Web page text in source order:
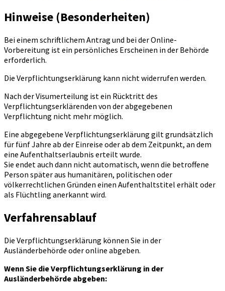
Hinweise (Besonderheiten)
Bei einem schriftlichem Antrag und bei der Online-
Vorbereitung ist ein persönliches Erscheinen in der Behörde
erforderlich.
Die Verpflichtungserklärung kann nicht widerrufen werden.
Nach der Visumerteilung ist ein Rücktritt des
Verpflichtungserklärenden von der abgegebenen
Verpflichtung nicht mehr möglich.
Eine abgegebene Verpflichtungserklärung gilt grundsätzlich
für fünf Jahre ab der Einreise oder ab dem Zeitpunkt, an dem
eine Aufenthaltserlaubnis erteilt wurde.
Sie endet auch dann nicht automatisch, wenn die betroffene
Person später aus humanitären, politischen oder
völkerrechtlichen Gründen einen Aufenthaltstitel erhält oder
als Flüchtling anerkannt wird.
Verfahrensablauf
Die Verpflichtungserklärung können Sie in der
Ausländerbehörde oder online abgeben.
Wenn Sie die Verpflichtungserklärung in der
Ausländerbehörde abgeben: